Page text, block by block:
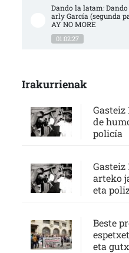
Dando la latam:
arly García (segunda
AY NO MORE
01:02:27
Irakurrienak
Gasteiz
de
policía
Gasteiz
arteko
eta
Beste
eta